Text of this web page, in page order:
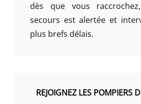
dès que vous
secours est alertée et
plus brefs délais.
REJOIGNEZ LES POMPIERS